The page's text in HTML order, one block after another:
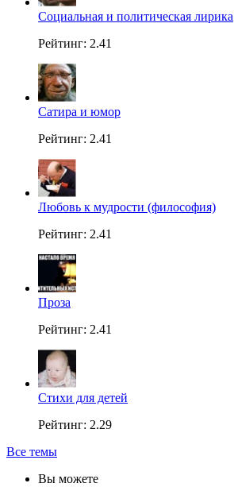
Социальная и политическая лирика
Рейтинг: 2.41
Сатира и юмор
Рейтинг: 2.41
Любовь к мудрости (философия)
Рейтинг: 2.41
Проза
Рейтинг: 2.41
Стихи для детей
Рейтинг: 2.29
Все темы
Вы можете